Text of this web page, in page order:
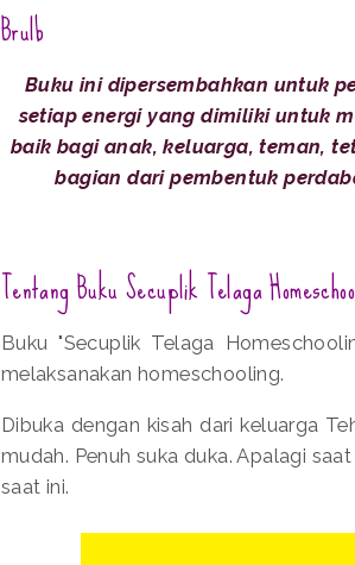
Brulb
Buku ini dipersembahkan untuk
setiap energi yang dimiliki untuk
baik bagi anak, keluarga, teman,
bagian dari pembentuk
Tentang Buku Secuplik Telaga
Buku "Secuplik Telaga
melaksanakan homeschooling.
Dibuka dengan kisah dari keluarga
mudah. Penuh suka duka. Apalagi
saat ini.